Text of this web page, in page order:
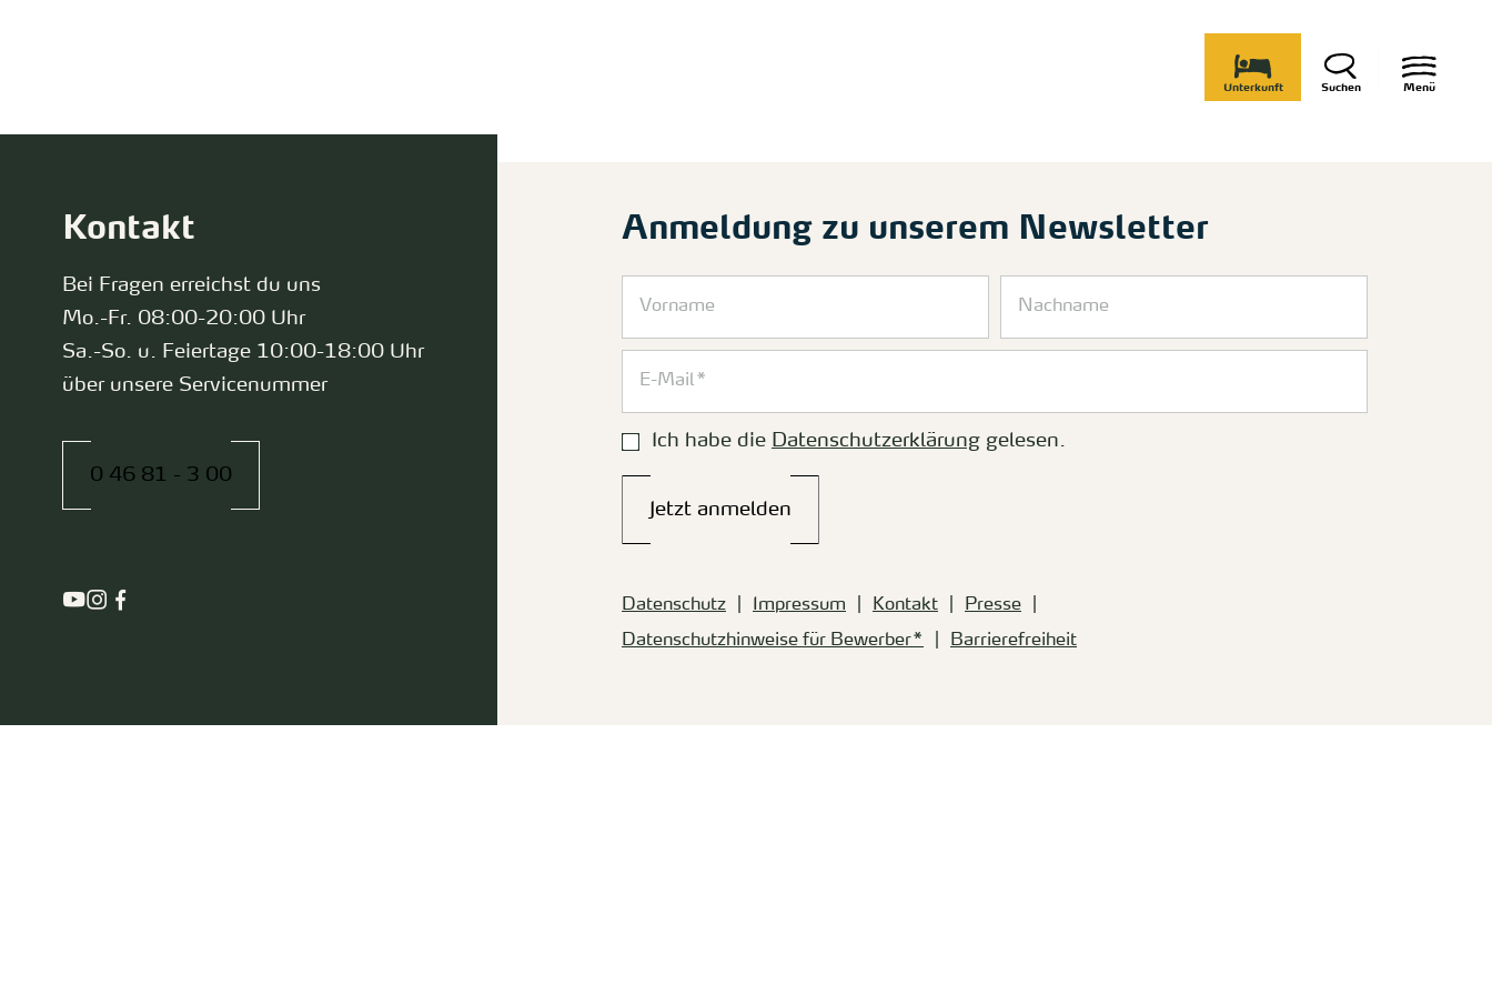
Menü
Suchen
Unterkunft
Anmeldung zu unserem Newsletter
Ich habe die Datenschutzerklärung gelesen.
Jetzt anmelden
Datenschutz Impressum Kontakt
Presse
Datenschutzhinweise für Bewerber*
Barrierefreiheit
Kontakt
Bei Fragen erreichst du uns
Mo.-Fr. 08:00-20:00 Uhr
Sa.-So. u. Feiertage 10:00-18:00 Uhr
über unsere Servicenummer
0 46 81 - 3 00